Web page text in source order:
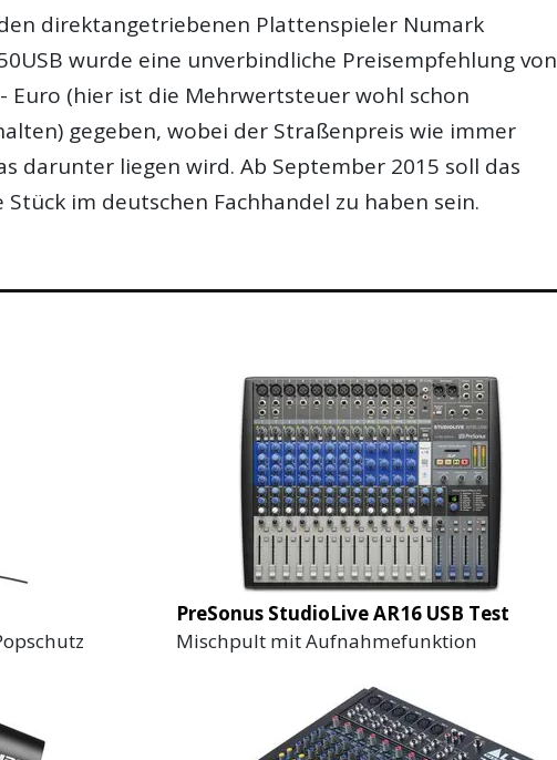
direktangetriebenen Plattenspieler Numark
wurde eine unverbindliche Preisempfehlung von
Euro (hier ist die Mehrwertsteuer wohl schon
gegeben, wobei der Straßenpreis wie immer
darunter liegen wird. Ab September 2015 soll das
Stück im deutschen Fachhandel zu haben sein.
PreSonus StudioLive AR16 USB Test
Mischpult mit Aufnahmefunktion